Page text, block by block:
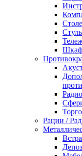
Рации /